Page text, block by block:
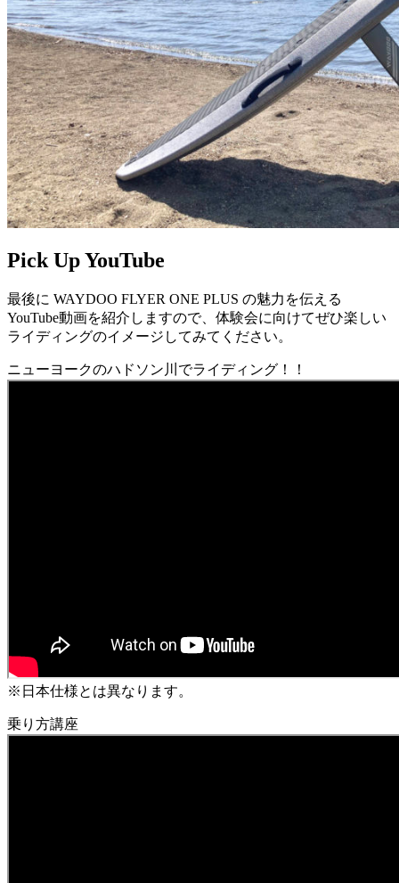
Pick Up YouTube
最後に WAYDOO FLYER ONE PLUS の魅力を伝える
YouTube動画を紹介しますので、体験会に向けてぜひ楽しい
ライディングのイメージしてみてください。
ニューヨークのハドソン川でライディング！！
※日本仕様とは異なります。
乗り方講座